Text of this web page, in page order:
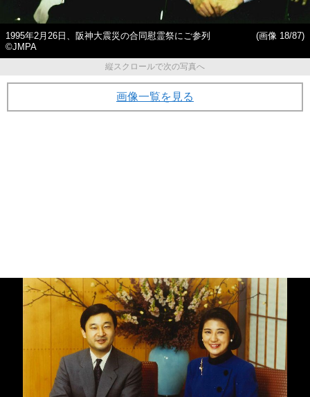
1995年2月26日、阪神大震災の合同慰霊祭にご参列
©JMPA
(画像 18/87)
縦スクロールで次の写真へ
画像一覧を見る